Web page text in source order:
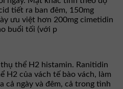
tiết ra ban đêm, 150mg
ưu việt hơn 200mg cimetidin
buổi tối (với p
thể H2 histamin. Ranitidin
H2 của vách tế bào vách, làm
cả ngày và đêm, cả trong tình